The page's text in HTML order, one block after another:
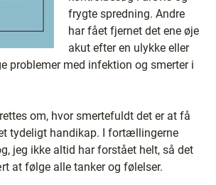
frygte spredning. Andre
har fået fjernet det ene øje
akut efter en ulykke eller
problemer med infektion og smerter i
om, hvor smertefuldt det er at få
tydeligt handikap. I fortællingerne
jeg ikke altid har forstået helt, så det
at følge alle tanker og følelser.